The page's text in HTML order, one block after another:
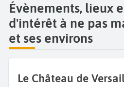
Évènements, lieux
d'intérêt à ne pas
et ses environs
Le Château de